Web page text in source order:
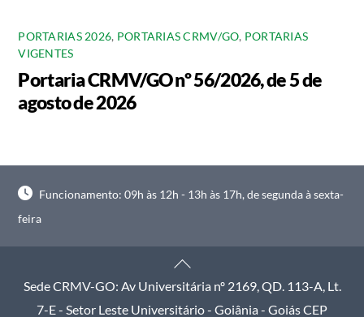
PORTARIAS 2026, PORTARIAS CRMV/GO, PORTARIAS
VIGENTES
Portaria CRMV/GO nº 56/2026, de 5 de
agosto de 2026
Funcionamento: 09h às 12h - 13h às 17h, de segunda à sexta-
feira
Back
To
Top
Sede CRMV-GO: Av Universitária nº 2169, QD. 113-A, Lt.
7-E - Setor Leste Universitário - Goiânia - Goiás CEP